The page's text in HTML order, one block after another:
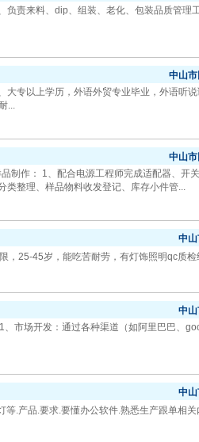
负责来料、dip、组装、老化、包装品质管
中山
大专以上学历，外语外贸专业毕业，外语听
...
中山
制作： 1、配合电源工程师完成适配器、开
类整理、样品物料收发登记、库存小件管...
中
，25-45岁，能吃苦耐劳，有灯饰照明qc质
中
、市场开发：通过各种渠道（如阿里巴巴、
中
等.产品.要求.要懂办公软件.熟悉生产跟单相关